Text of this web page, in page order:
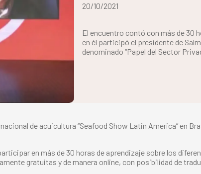
20/10/2021
El encuentro contó con más de 30
en él participó el presidente de
denominado “Papel del Sector
de acuicultura “Seafood Show Latin America” en
en más de 30 horas de aprendizaje sobre los
gratuitas y de manera online, con posibilidad de